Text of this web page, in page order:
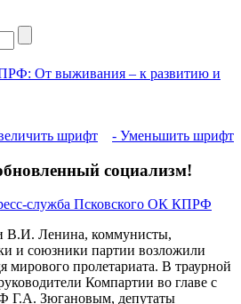
шрифт - Уменьшить шрифт
социализм!
служба Псковского ОК КПРФ
В.И. Ленина, коммунисты,
и союзники партии возложили
пролетариата. В траурной
Компартии во главе с
Г.А. Зюгановым, депутаты